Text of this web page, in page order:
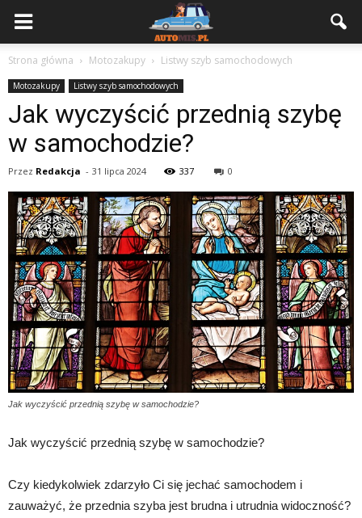
Strona główna Motozakupy Listwy szyb samochodowych
Motozakupy Listwy szyb samochodowych
Jak wyczyścić przednią szybę
w samochodzie?
Przez Redakcja - 31 lipca 2024 337 0
Jak wyczyścić przednią szybę w samochodzie?
Jak wyczyścić przednią szybę w samochodzie?
Czy kiedykolwiek zdarzyło Ci się jechać samochodem i
zauważyć, że przednia szyba jest brudna i utrudnia widoczność?